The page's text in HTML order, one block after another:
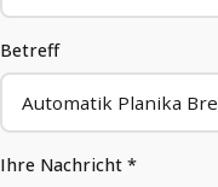
Betreff
Ihre Nachricht *